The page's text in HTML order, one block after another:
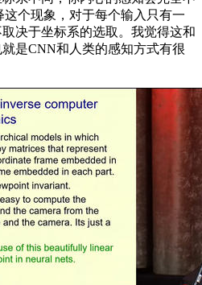
个现象，对于每个输入只有一
决于坐标系的选取。我觉得这和
是CNN和人类的感知方式有很